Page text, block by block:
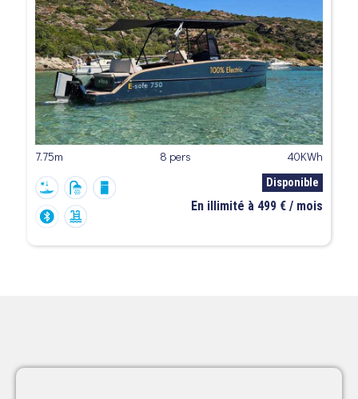
7.75m 8 pers 40KWh
Disponible
En illimité à 499 € / mois